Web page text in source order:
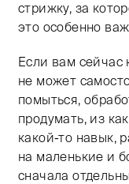
стрижку, за
это особенно
Если вам сейчас
не может
помыться,
продумать, из
какой-то навык,
на маленькие и
сначала